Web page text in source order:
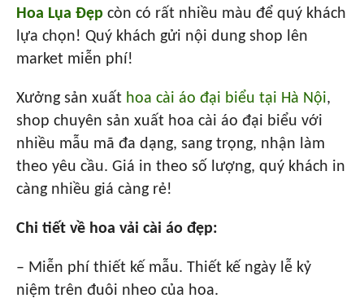
Hoa Lụa Đẹp còn có rất nhiều màu để quý khách
lựa chọn! Quý khách gửi nội dung shop lên
market miễn phí!
Xưởng sản xuất hoa cài áo đại biểu tại Hà Nội,
shop chuyên sản xuất hoa cài áo đại biểu với
nhiều mẫu mã đa dạng, sang trọng, nhận làm
theo yêu cầu. Giá in theo số lượng, quý khách in
càng nhiều giá càng rẻ!
Chi tiết về hoa vải cài áo đẹp:
– Miễn phí thiết kế mẫu. Thiết kế ngày lễ kỷ
niệm trên đuôi nheo của hoa.